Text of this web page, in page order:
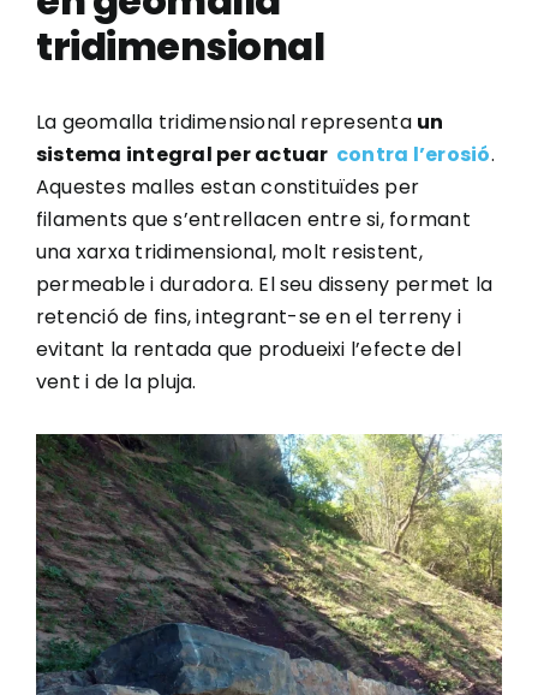
Treballa amb nosaltres
Contactar
CAT
tridimensional
La geomalla tridimensional representa un
sistema integral per actuar contra l’erosió.
Aquestes malles estan constituïdes per
filaments que s’entrellacen entre si, formant
una xarxa tridimensional, molt resistent,
permeable i duradora. El seu disseny permet la
retenció de fins, integrant-se en el terreny i
evitant la rentada que produeixi l’efecte del
vent i de la pluja.